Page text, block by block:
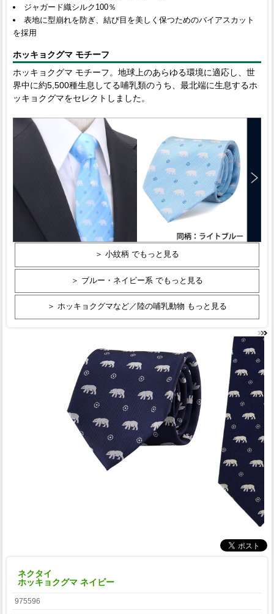
ジャガード織シルク100％
表地に型崩れを防ぎ、結び目を美しく保つためのバイアスカット
を採用
ホッキョクグマ モチーフ
ホッキョクグマ モチーフ。地球上のあらゆる環境に適応し、世
界中に約5,500種生息してる哺乳類のうち、最北端に生息するホ
ッキョクグマをセレクトしました。
＞ 小紋柄 でもっと見る
＞ ブルー・ネイビー系 でもっと見る
＞ ホッキョクグマなど／陸の哺乳動物 もっと見る
ネクタイ
ホッキョクグマ ネイビー
975596